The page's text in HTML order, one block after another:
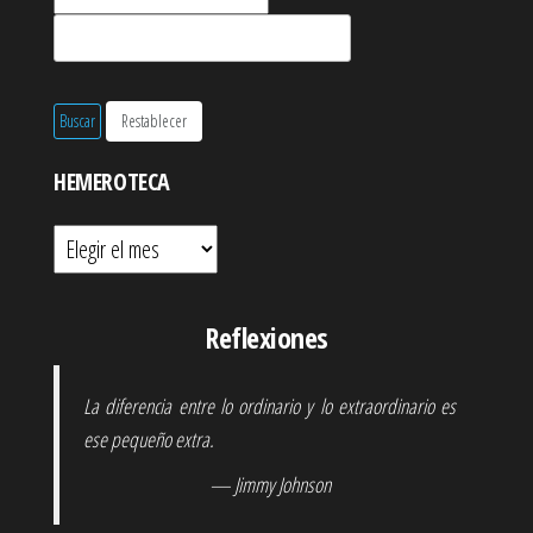
HEMEROTECA
Hemeroteca
Reflexiones
La diferencia entre lo ordinario y lo extraordinario es
ese pequeño extra.
— Jimmy Johnson